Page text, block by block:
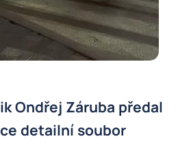
Ondřej Záruba předal
detailní soubor